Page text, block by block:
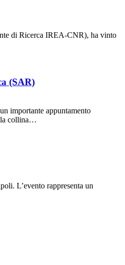
di Ricerca IREA-CNR), ha vinto
(SAR)
importante appuntamento
collina…
L’evento rappresenta un